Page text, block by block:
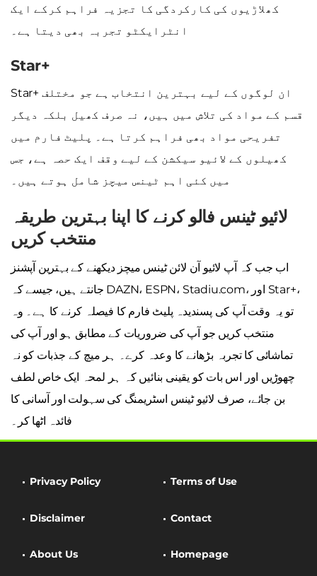
کھلاڑیوں کی کارکردگی کا تجزیہ فراہم کرکے ایک
انٹرایکٹو تجربہ بھی دیتا ہے۔
Star+
Star+ ان لوگوں کے لیے بہترین انتخاب ہے جو مختلف
قسم کے مواد کی تلاش میں ہیں، نہ صرف کھیل بلکہ دیگر
تفریحی مواد بھی فراہم کرتا ہے۔ پلیٹ فارم میں
کھیلوں کے لائیو سیکشن کے لیے وقف ایک حصہ ہے، جس
میں کئی اہم ٹینس میچز شامل ہوتے ہیں۔
لائیو ٹینس فالو کرنے کا اپنا بہترین طریقہ
منتخب کریں
اب جب کہ آپ لائیو آن لائن ٹینس میچز دیکھنے کے بہترین آپشنز
جانتے ہیں، جیسے کہ DAZN، ESPN، Stadiu.com، اور Star+،
تو یہ وقت آپ کی پسندیدہ پلیٹ فارم کا فیصلہ کرنے کا ہے۔ وہ
منتخب کریں جو آپ کی ضروریات کے مطابق ہو اور آپ کی
تماشائی کا تجربہ بڑھانے کا وعدہ کرے۔ ہر میچ کے جذبات کو نہ
چھوڑیں اور اس بات کو یقینی بنائیں کہ ہر لمحہ ایک خاص لطف
بن جائے، صرف لائیو ٹینس اسٹریمنگ کی سہولت اور آسانی کا
فائدہ اٹھا کر۔
Privacy Policy Terms of Use
Disclaimer Contact
About Us Homepage